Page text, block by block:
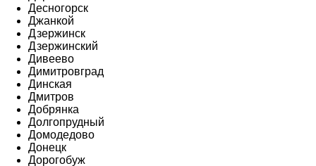
Десногорск
Джанкой
Дзержинск
Дзержинский
Дивеево
Димитровград
Динская
Дмитров
Добрянка
Долгопрудный
Домодедово
Донецк
Дорогобуж